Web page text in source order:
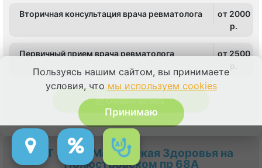
Вторичная консультация врача ревматолога
от 2000
p.
Первичный прием врача ревматолога
от 2500
Онлайн запись
МРТ центр Мастерская Здоровья на
Полюстровском пр 68А
Пользуясь нашим сайтом, вы принимаете
условия, что мы используем cookies
Принимаю